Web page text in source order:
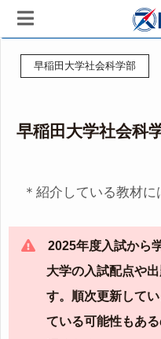
早稲田大学社会科学部
早稲田大学社会
＊紹介している教材
2025年度入試から
大学の入試配点や
す。順次更新して
ている可能性もあ